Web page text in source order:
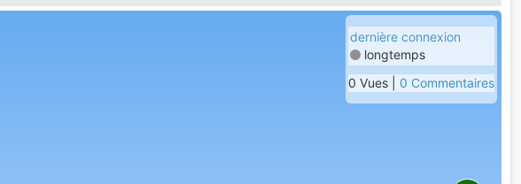
dernière connexion
longtemps
0 Vues | 0 Commentaires